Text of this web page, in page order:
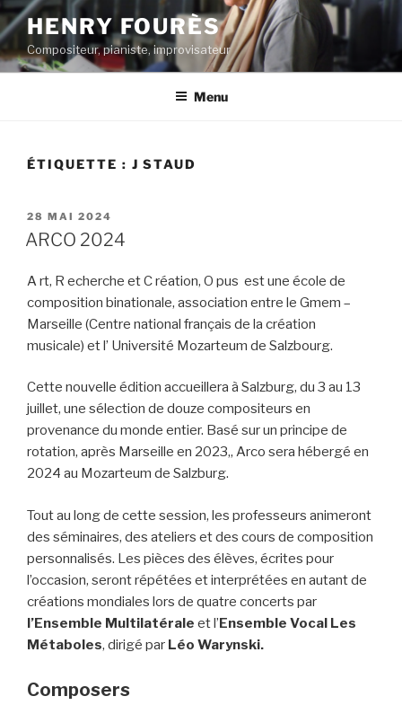
Aller
au
contenu
principal
HENRY FOURÈS
Compositeur, pianiste, improvisateur
Menu
ÉTIQUETTE : J STAUD
PUBLIÉ
LE
28 MAI 2024
ARCO 2024
A rt, R echerche et C réation, O pus est une école de
composition binationale, association entre le Gmem –
Marseille (Centre national français de la création
musicale) et l’ Université Mozarteum de Salzbourg.
Cette nouvelle édition accueillera à Salzburg, du 3 au 13
juillet, une sélection de douze compositeurs en
provenance du monde entier. Basé sur un principe de
rotation, après Marseille en 2023,, Arco sera hébergé en
2024 au Mozarteum de Salzburg.
Tout au long de cette session, les professeurs animeront
des séminaires, des ateliers et des cours de composition
personnalisés. Les pièces des élèves, écrites pour
l’occasion, seront répétées et interprétées en autant de
créations mondiales lors de quatre concerts par
l’Ensemble Multilatérale et l’Ensemble Vocal Les
Métaboles, dirigé par Léo Warynski.
Composers